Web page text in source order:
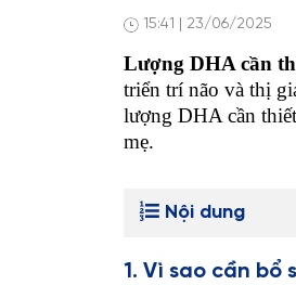
15:41 | 23/06/2025
Lượng DHA cần
triển trí não và thị
lượng DHA cần
mẹ.
Nội dung
1. Vì sao cần bổ